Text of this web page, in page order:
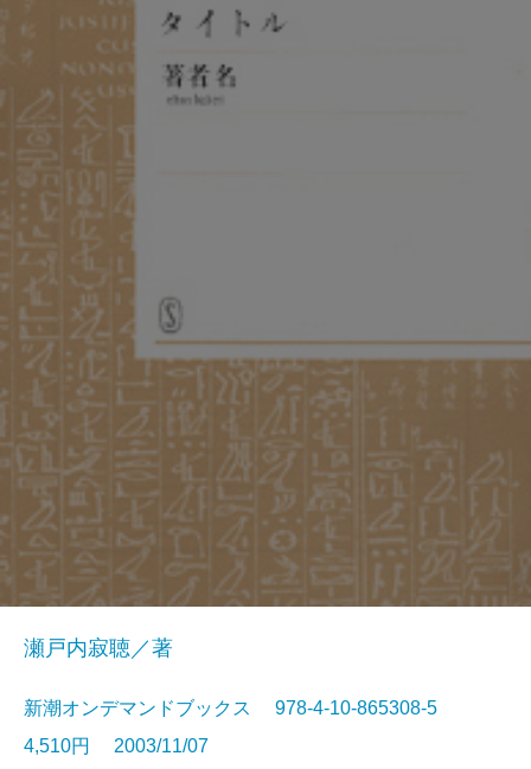
瀬戸内寂聴／著
新潮オンデマンドブックス 978-4-10-865308-5
4,510円 2003/11/07